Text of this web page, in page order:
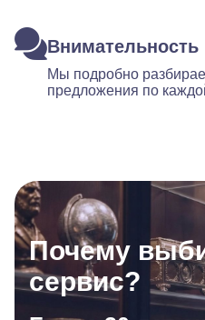
Внимательность
Мы подробно
предложения по
Почему
сервис?